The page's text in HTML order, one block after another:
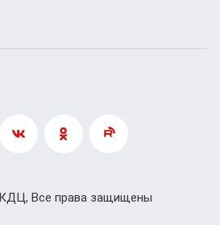
Все права защищены